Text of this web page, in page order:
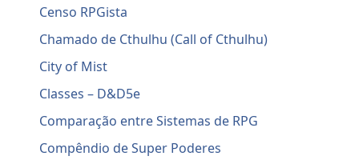
Censo RPGista
Chamado de Cthulhu (Call of Cthulhu)
City of Mist
Classes – D&D5e
Comparação entre Sistemas de RPG
Compêndio de Super Poderes